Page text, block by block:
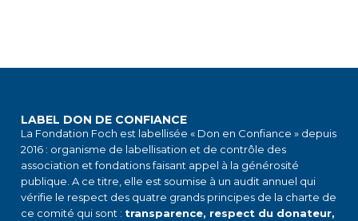
LABEL DON DE CONFIANCE
La Fondation Foch est labellisée « Don en Confiance » depuis
2016 : organisme de labellisation et de contrôle des
association et fondations faisant appel à la générosité
publique. A ce titre, elle est soumise à un audit annuel qui
vérifie le respect des quatre grands principes de la charte de
ce comité qui sont : transparence, respect du donateur,